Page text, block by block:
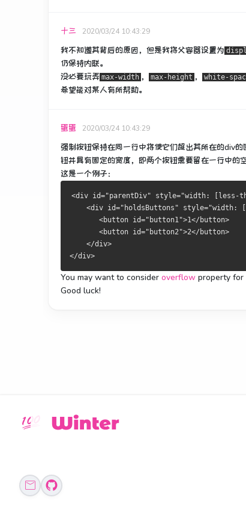
十三 2020/03/24 10:43:29
我不知道其背后的原因，但是我将父容器设置为
仍保持内联。
没必要玩弄 max-width ， max-height ， white-
希望能对某人有所帮助。
蛋蛋 2020/03/24 10:43:29
强制按钮保持在同一行中将使它们超出其所在的div
钮并具有固定的宽度，即两个按钮需要留在一行中的
这是一个例子：
<div id="parentDiv" style="width: [less-
<div id="holdsButtons" style="width:
       <button id="button1">1</button>
       <button id="button2">2</button>
    </div>
</div>
You may want to consider overflow property
Good luck!